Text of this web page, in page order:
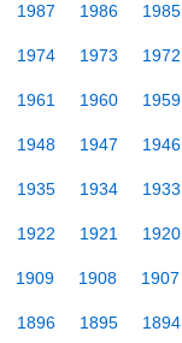
1987 1986 1985
1974 1973 1972
1961 1960 1959
1948 1947 1946
1935 1934 1933
1922 1921 1920
1909 1908 1907
1896 1895 1894